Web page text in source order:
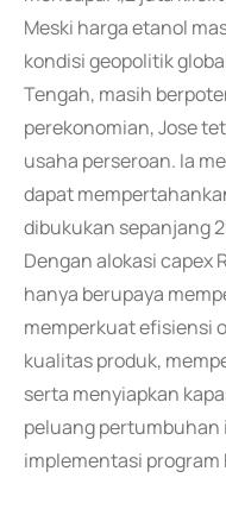
Meski harga etanol
kondisi geopolitik
Tengah, masih
perekonomian, Jose
usaha perseroan. Ia
dapat
dibukukan sepanjang
Dengan alokasi capex
hanya berupaya
memperkuat efisiensi
kualitas produk,
serta menyiapkan
peluang
implementasi program